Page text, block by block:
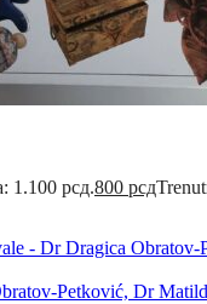
1.100 рсд.800 рсд
Petković, Dr